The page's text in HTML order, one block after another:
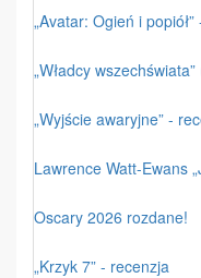
„Avatar: Ogień i
„Władcy
„Wyjście awaryjne” -
Lawrence Watt-Ewans
Oscary 2026 rozdane!
„Krzyk 7” - recenzja